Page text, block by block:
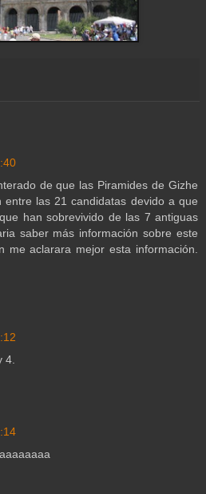
de que las Piramides de Gizhe
entre las 21 candidatas devido a que
han sobrevivido de las 7 antiguas
saber más información sobre este
me aclarara mejor esta información.
4.